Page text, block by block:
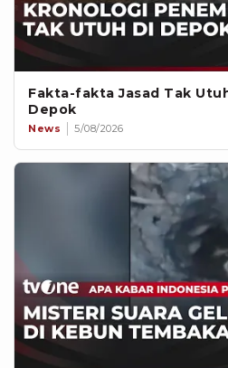
Fakta-fakta Jasad Tak
Depok
News 5/08/2026